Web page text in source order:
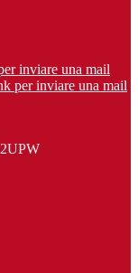
inviare una mail
per inviare una mail